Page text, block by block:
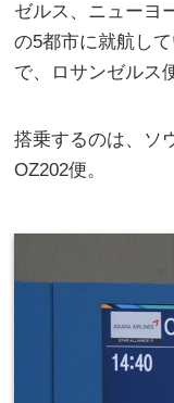
ゼルス、ニューヨ
の5都市に就航し
で、ロサンゼルス
搭乗するのは、ソ
OZ202便。